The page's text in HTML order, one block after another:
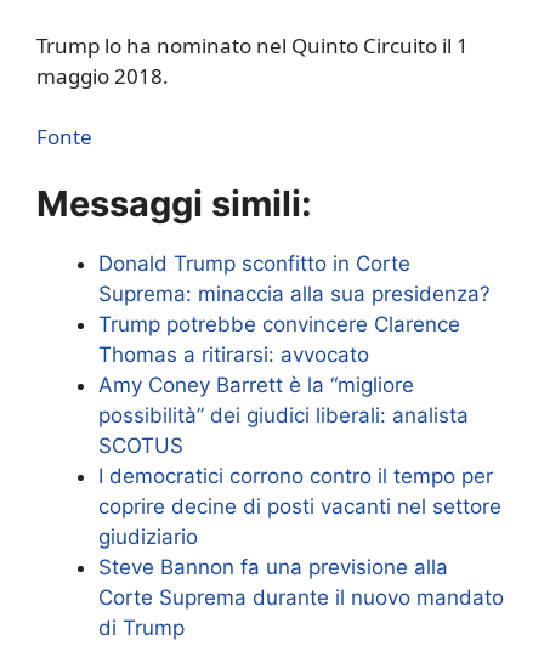
Trump lo ha nominato nel Quinto Circuito il 1
maggio 2018.
Fonte
Messaggi simili:
Donald Trump sconfitto in Corte
Suprema: minaccia alla sua presidenza?
Trump potrebbe convincere Clarence
Thomas a ritirarsi: avvocato
Amy Coney Barrett è la “migliore
possibilità” dei giudici liberali: analista
SCOTUS
I democratici corrono contro il tempo per
coprire decine di posti vacanti nel settore
giudiziario
Steve Bannon fa una previsione alla
Corte Suprema durante il nuovo mandato
di Trump